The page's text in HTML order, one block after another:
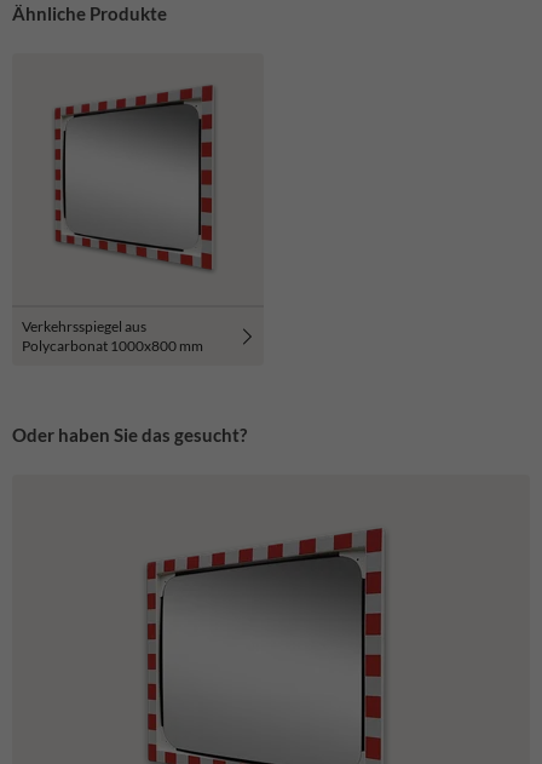
Ähnliche Produkte
Verkehrsspiegel aus
Polycarbonat 1000x800 mm
Oder haben Sie das gesucht?